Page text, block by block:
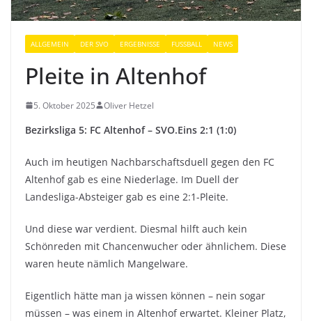
ALLGEMEIN DER SVO ERGEBNISSE FUSSBALL NEWS
Pleite in Altenhof
5. Oktober 2025 Oliver Hetzel
Bezirksliga 5: FC Altenhof – SVO.Eins 2:1 (1:0)
Auch im heutigen Nachbarschaftsduell gegen den FC
Altenhof gab es eine Niederlage. Im Duell der
Landesliga-Absteiger gab es eine 2:1-Pleite.
Und diese war verdient. Diesmal hilft auch kein
Schönreden mit Chancenwucher oder ähnlichem. Diese
waren heute nämlich Mangelware.
Eigentlich hätte man ja wissen können – nein sogar
müssen – was einem in Altenhof erwartet. Kleiner Platz,